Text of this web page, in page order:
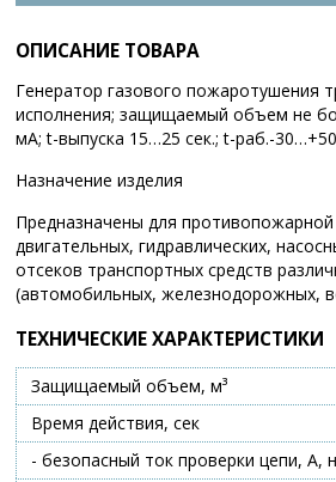
ОПИСАНИЕ ТОВАРА
Генератор газового пожаротушения
исполнения; защищаемый объем не
мА; t-выпуска 15…25 сек.; t-раб.-
Назначение изделия
Предназначены для
двигательных, гидравлических,
отсеков транспортных средств
(автомобильных, железнодорожных,
ТЕХНИЧЕСКИЕ ХАРАКТЕРИСТИКИ
Защищаемый объем, м³
Время действия, сек
- безопасный ток проверки цепи, А,